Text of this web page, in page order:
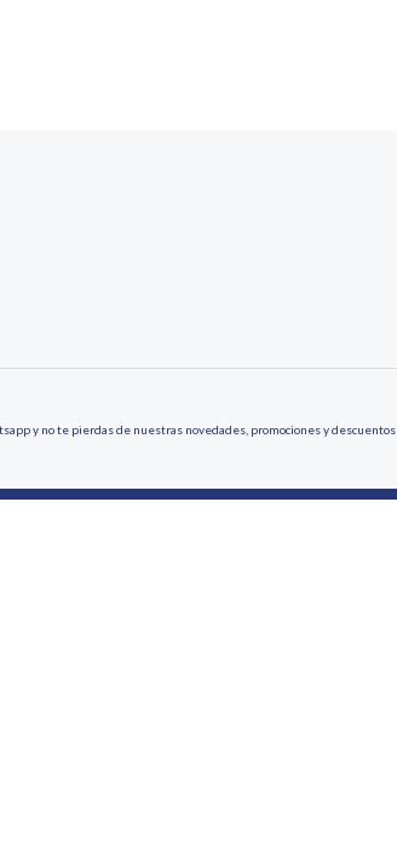
y no te pierdas de nuestras novedades, promociones y descuentos